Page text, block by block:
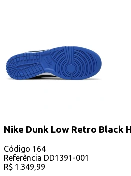
Nike Dunk Low Retro Black
Código 164
Referência DD1391-001
R$ 1.349,99